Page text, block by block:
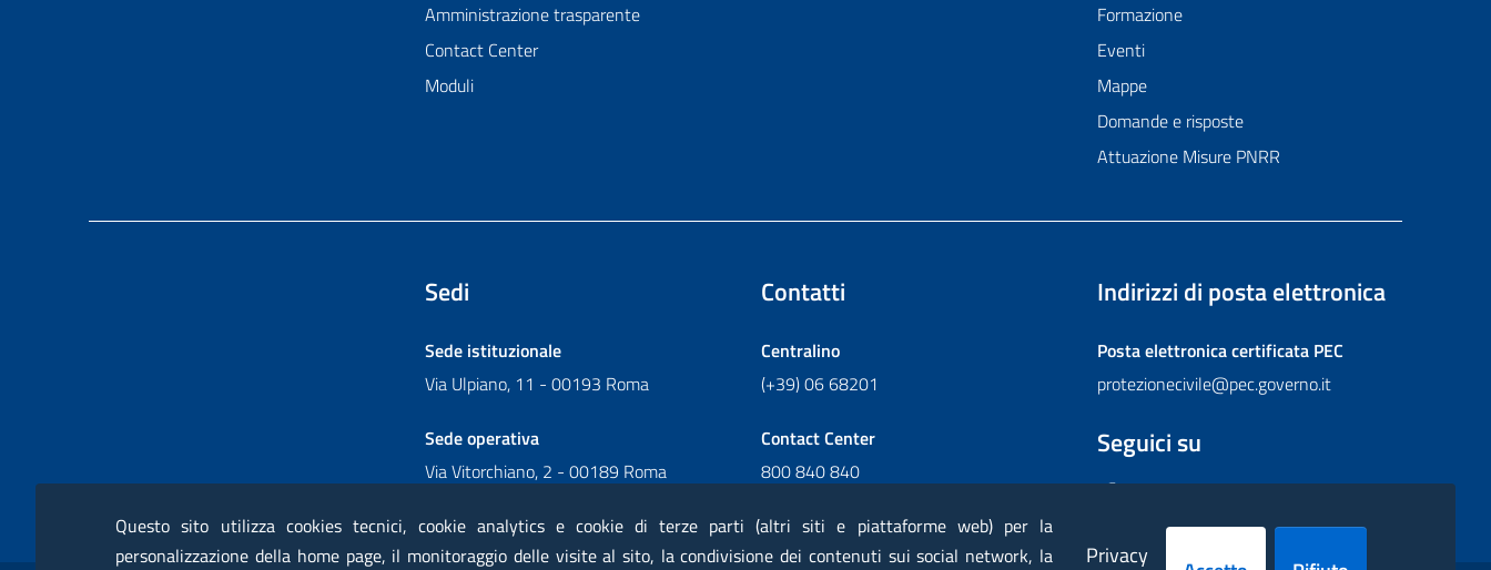
Amministrazione trasparente
Contact Center
Moduli
Formazione
Eventi
Mappe
Domande e risposte
Attuazione Misure PNRR
Sedi
Sede istituzionale
Via Ulpiano, 11 - 00193 Roma
Sede operativa
Via Vitorchiano, 2 - 00189 Roma
Contatti
Centralino
(+39) 06 68201
Contact Center
800 840 840
Indirizzi di posta elettronica
Posta elettronica certificataPEC
protezionecivile@pec.governo.it
Seguici su
FacebookInstagram
TwitterYouTubeFlickr
Questo sito utilizza cookies tecnici, cookie analytics e cookie di terze parti (altri siti e piattaforme web) per la
personalizzazione della home page, il monitoraggio delle visite al sito, la condivisione dei contenuti sui social network, la
Privacy